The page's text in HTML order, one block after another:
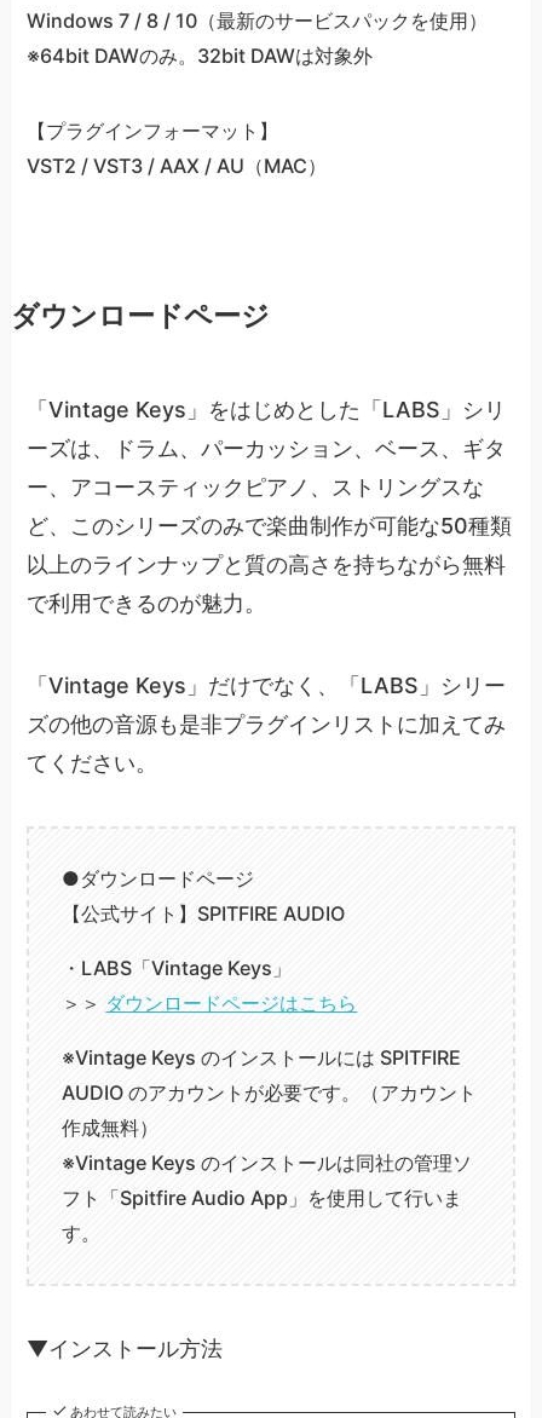
Windows 7 / 8 / 10（最新のサービスパックを使用）
※64bit DAWのみ。32bit DAWは対象外
【プラグインフォーマット】
VST2 / VST3 / AAX / AU（MAC）
ダウンロードページ
「Vintage Keys」をはじめとした「LABS」シリ
ーズは、ドラム、パーカッション、ベース、ギタ
ー、アコースティックピアノ、ストリングスな
ど、このシリーズのみで楽曲制作が可能な50種類
以上のラインナップと質の高さを持ちながら無料
で利用できるのが魅力。
「Vintage Keys」だけでなく、「LABS」シリー
ズの他の音源も是非プラグインリストに加えてみ
てください。
●ダウンロードページ
【公式サイト】SPITFIRE AUDIO
・LABS「Vintage Keys」
＞＞ ダウンロードページはこちら
※Vintage Keys のインストールには SPITFIRE
AUDIO のアカウントが必要です。（アカウント
作成無料）
※Vintage Keys のインストールは同社の管理ソ
フト「Spitfire Audio App」を使用して行いま
す。
▼インストール方法
あわせて読みたい